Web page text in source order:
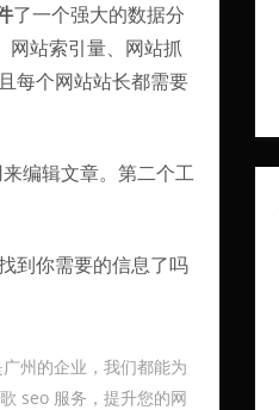
了一个强大的数据分
网站索引量、网站抓
每个网站站长都需要
编辑文章。第二个工
到你需要的信息了吗
州的企业，我们都能为
seo 服务，提升您的网